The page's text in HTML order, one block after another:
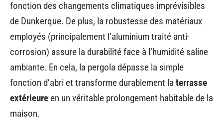
fonction des changements climatiques imprévisibles
de Dunkerque. De plus, la robustesse des matériaux
employés (principalement l’aluminium traité anti-
corrosion) assure la durabilité face à l’humidité saline
ambiante. En cela, la pergola dépasse la simple
fonction d’abri et transforme durablement la terrasse
extérieure en un véritable prolongement habitable de la
maison.